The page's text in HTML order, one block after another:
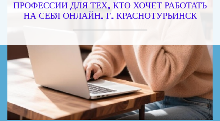
ПРОФЕССИИ ДЛЯ ТЕХ, КТО ХОЧЕТ РАБОТАТЬ
НА СЕБЯ ОНЛАЙН. Г. КРАСНОТУРЬИНСК